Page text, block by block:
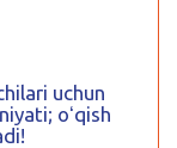
uchun
oʻqish